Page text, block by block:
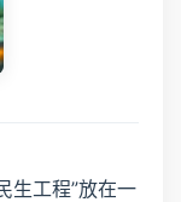
生工程”放在一